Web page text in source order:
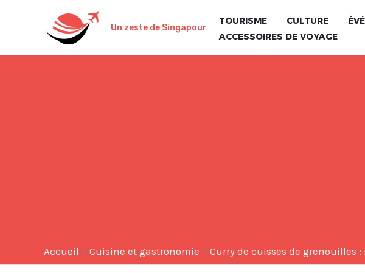
Un zeste de Singapour
TOURISME CULTURE
ACCESSOIRES DE VOYAGE
Accueil Cuisine et gastronomie Curry de cuisses de grenouilles